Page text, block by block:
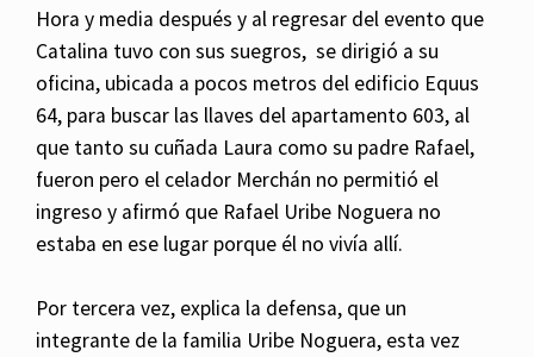
Hora y media después y al regresar del evento que
Catalina tuvo con sus suegros, se dirigió a su
oficina, ubicada a pocos metros del edificio Equus
64, para buscar las llaves del apartamento 603, al
que tanto su cuñada Laura como su padre Rafael,
fueron pero el celador Merchán no permitió el
ingreso y afirmó que Rafael Uribe Noguera no
estaba en ese lugar porque él no vivía allí.
Por tercera vez, explica la defensa, que un
integrante de la familia Uribe Noguera, esta vez